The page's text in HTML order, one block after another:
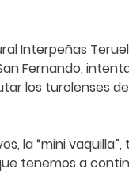
Interpeñas
Fernando,
los turolenses
la “mini
tenemos a